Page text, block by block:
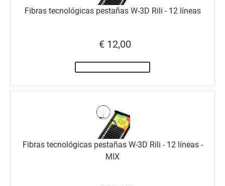
Fibras tecnológicas pestañas W-3D Rili - 12 líneas
€ 12,00
Fibras tecnológicas pestañas W-3D Rili - 12 líneas -
MIX